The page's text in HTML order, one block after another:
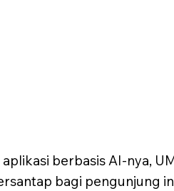
berbasis AI-nya,
bagi pengunjung